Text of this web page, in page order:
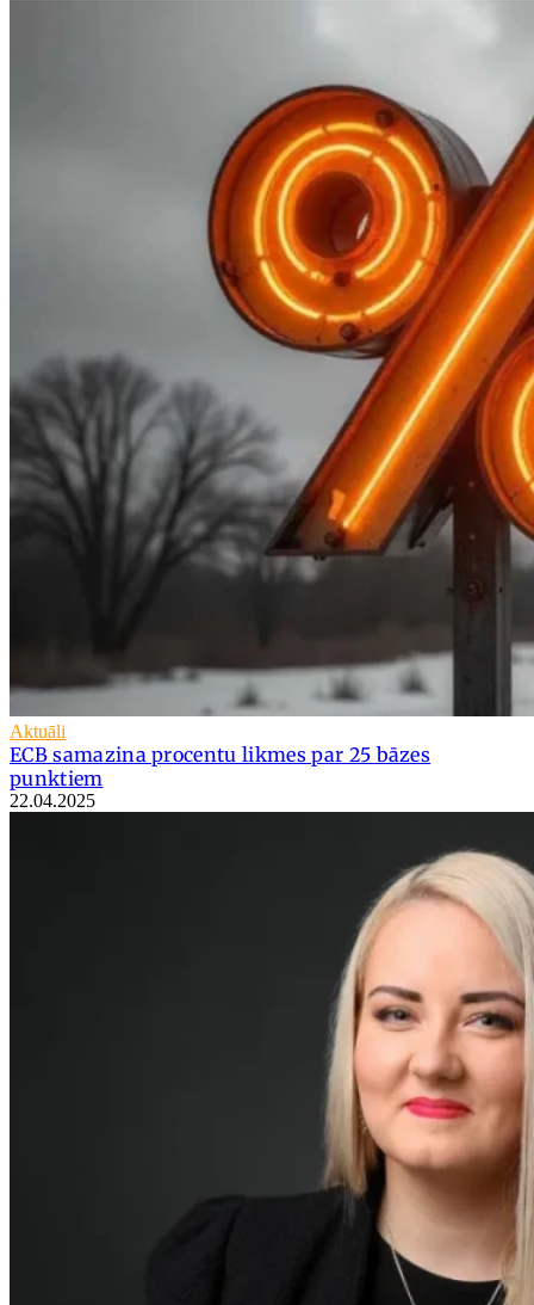
Aktuāli
ECB samazina procentu likmes par 25 bāzes
punktiem
22.04.2025